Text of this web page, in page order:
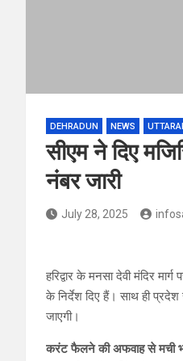
DEHRADUN NEWS
सीएम ने दिए
नंबर जारी
July 28, 2025
हरिद्वार के मनसा देवी मंदिर
के निर्देश दिए हैं। साथ ही
जाएगी।
करंट फैलने की अफवाह से मची